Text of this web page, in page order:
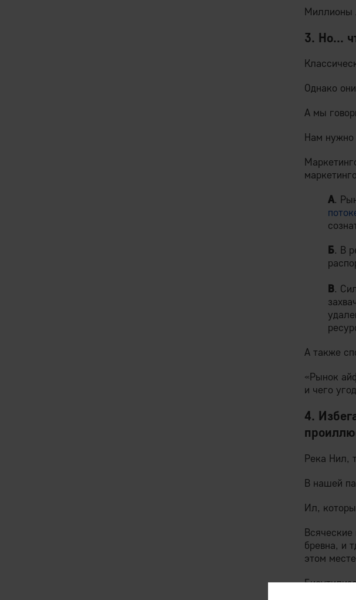
Миллионы
3. Но...
Однако
А мы
Нам нужно
А.
Б. В
В.
А также
«Рынок
и чего
4.
Река Нил,
В нашей
Ил,
бревна, и
этом